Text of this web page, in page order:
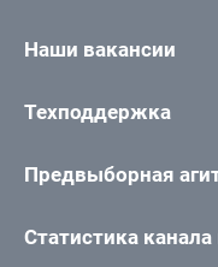
Наши вакансии
Техподдержка
Предвыборная
Статистика канала